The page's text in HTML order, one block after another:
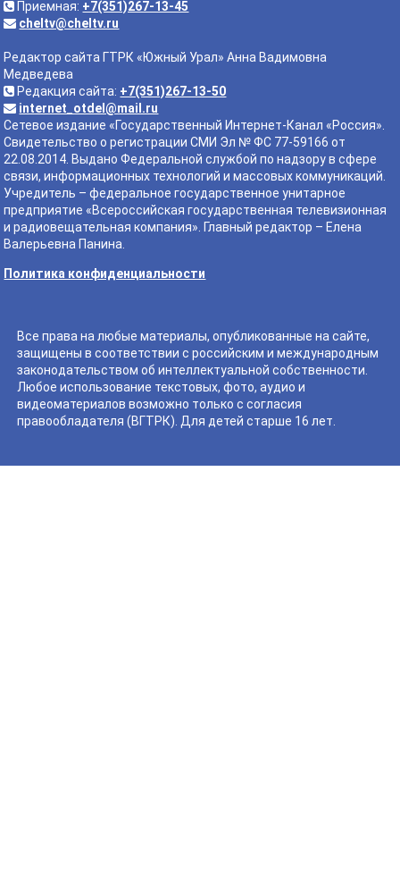
Приемная: +7(351)267-13-45
cheltv@cheltv.ru
Редактор сайта ГТРК «Южный Урал» Анна Вадимовна
Медведева
Редакция сайта: +7(351)267-13-50
internet_otdel@mail.ru
Сетевое издание «Государственный Интернет-Канал «Россия».
Свидетельство о регистрации СМИ Эл № ФС 77-59166 от
22.08.2014. Выдано Федеральной службой по надзору в сфере
связи, информационных технологий и массовых коммуникаций.
Учредитель – федеральное государственное унитарное
предприятие «Всероссийская государственная телевизионная
и радиовещательная компания». Главный редактор – Елена
Валерьевна Панина.
Политика конфиденциальности
Все права на любые материалы, опубликованные на сайте,
защищены в соответствии с российским и международным
законодательством об интеллектуальной собственности.
Любое использование текстовых, фото, аудио и
видеоматериалов возможно только с согласия
правообладателя (ВГТРК). Для детей старше 16 лет.